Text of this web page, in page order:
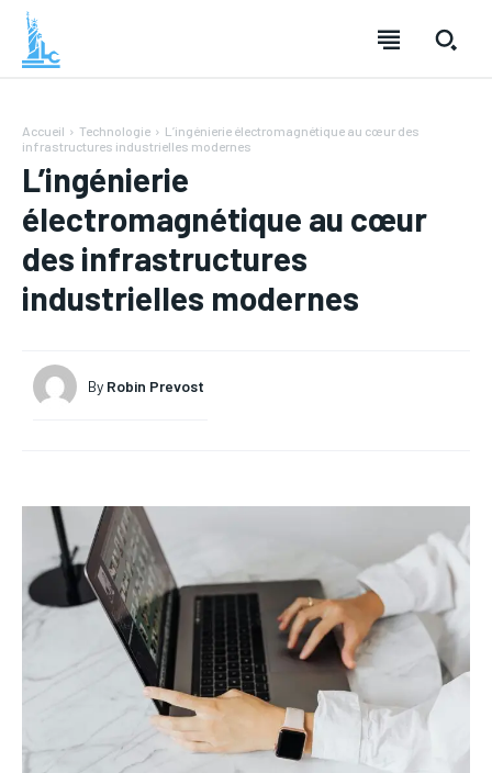
LOISIRS
VOYAGE
CUISINE
SPORT
ENTREPRISE
MARKETING
LOISIRS
VOYAGE
CUISINE
SPORT
ENTREPRISE
MARKETING
Accueil Technologie
L’ingénierie électromagnétique au cœur des
infrastructures industrielles modernes
L’ingénierie
électromagnétique au cœur
des infrastructures
industrielles modernes
By Robin Prevost